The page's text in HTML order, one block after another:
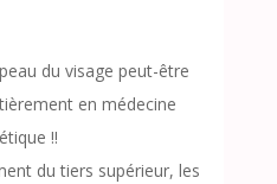
du visage peut-être
en médecine
!!
du tiers supérieur, les